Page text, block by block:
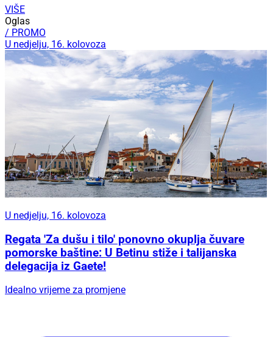
VIŠE
Oglas
/ PROMO
U nedjelju, 16. kolovoza
U nedjelju, 16. kolovoza
Regata 'Za dušu i tilo' ponovno okuplja čuvare
pomorske baštine: U Betinu stiže i talijanska
delegacija iz Gaete!
Idealno vrijeme za promjene